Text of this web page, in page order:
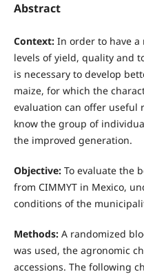
Abstract
Context:In order to have a
levels of yield, quality and
is necessary to develop
maize, for which the
evaluation can offer useful
know the group of
the improved generation.
Objective:To evaluate the
from CIMMYT in Mexico,
conditions of the
Methods:A randomized
was used, the agronomic
accessions. The following